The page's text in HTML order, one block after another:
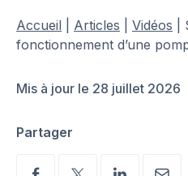
Accueil Articles Vidéos
fonctionnement d’une
Mis à jour le 28 juillet 2026
Partager